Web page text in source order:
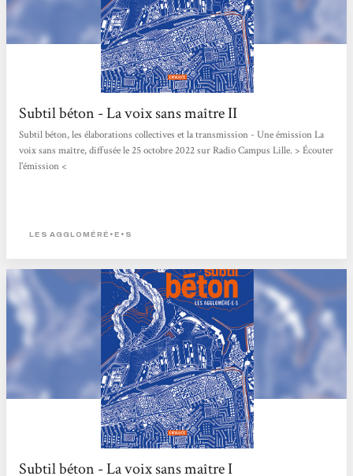
Subtil béton - La voix sans maître II
Subtil béton, les élaborations collectives et la transmission - Une émission La
voix sans maître, diffusée le 25 octobre 2022 sur Radio Campus Lille. > Écouter
l'émission <
LES AGGLOMÉRÉ•E•S
Subtil béton - La voix sans maître I